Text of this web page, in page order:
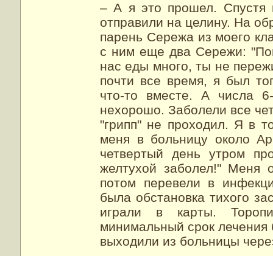
– А я это прошел. Спустя
отправили на целину. На
парень Сережа из моего
с ним еще два Сережи:
нас еды много, ты не
почти все время, я был
что-то вместе. А числа
нехорошо. Заболели все
"грипп" не проходил. Я в
меня в больницу около
четвертый день утром
желтухой заболел!" Меня
потом перевели в
была обстановка тихого
играли в карты.
минимальный срок лечения
выходили из больницы